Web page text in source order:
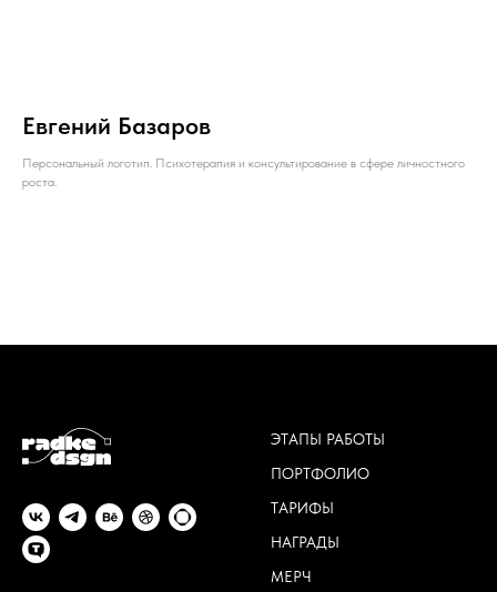
Евгений Базаров
Персональный логотип. Психотерапия и консультирование в сфере личностного
роста.
ЭТАПЫ РАБОТЫ
ПОРТФОЛИО
ТАРИФЫ
НАГРАДЫ
МЕРЧ